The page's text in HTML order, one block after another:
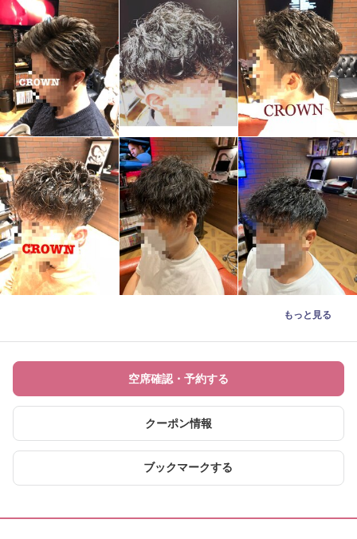
もっと見る
空席確認・予約する
クーポン情報
ブックマークする